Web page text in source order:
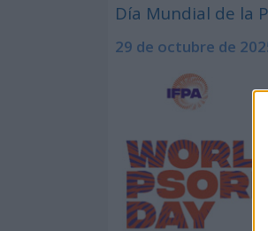
Día Mundial de la
29 de octubre de